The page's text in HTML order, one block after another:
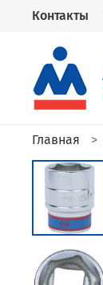
Контакты
Главная